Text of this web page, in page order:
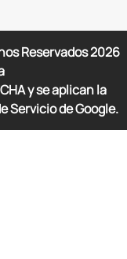
Reservados2026
y se aplican la
Servicio de Google.